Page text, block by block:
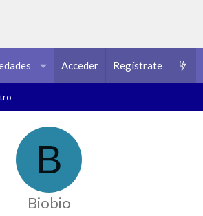
Multimedia Recursos
Acceder Regístrate
B
Biobio